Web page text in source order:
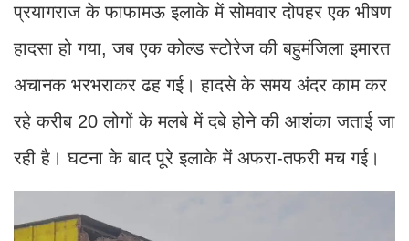
प्रयागराज के फाफामऊ इलाके में सोमवार दोपहर एक भीषण
हादसा हो गया, जब एक कोल्ड स्टोरेज की बहुमंजिला इमारत
अचानक भरभराकर ढह गई। हादसे के समय अंदर काम कर
रहे करीब 20 लोगों के मलबे में दबे होने की आशंका जताई जा
रही है। घटना के बाद पूरे इलाके में अफरा-तफरी मच गई।